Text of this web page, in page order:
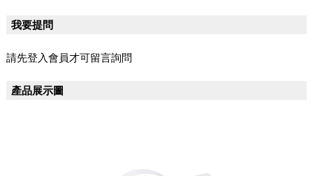
我要提問
請先登入會員才可留言詢問
產品展示圖